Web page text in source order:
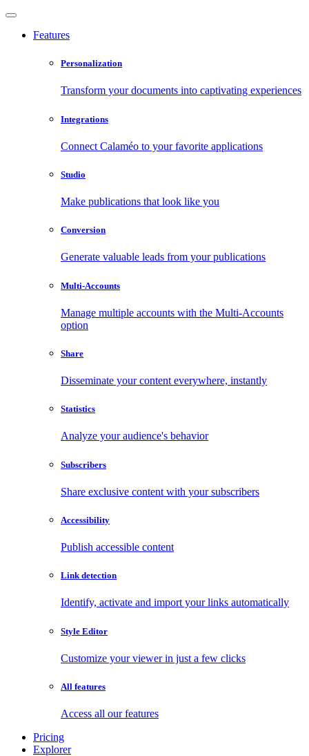
Features
Personalization
Transform your documents into captivating experiences
Integrations
Connect Calaméo to your favorite applications
Studio
Make publications that look like you
Conversion
Generate valuable leads from your publications
Multi-Accounts
Manage multiple accounts with the Multi-Accounts
option
Share
Disseminate your content everywhere, instantly
Statistics
Analyze your audience's behavior
Subscribers
Share exclusive content with your subscribers
Accessibility
Publish accessible content
Link detection
Identify, activate and import your links automatically
Style Editor
Customize your viewer in just a few clicks
All features
Access all our features
Pricing
Explorer